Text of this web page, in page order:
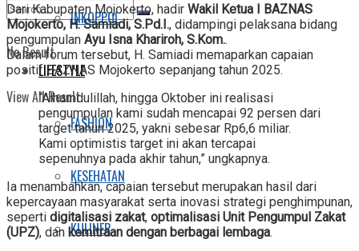
No Result
View All Result
INKOPPOL
LIFESTYLE
FASHION
KESEHATAN
KULINER
Dari Kabupaten Mojokerto, hadir Wakil Ketua I BAZNAS
Mojokerto, H. Samiadi, S.Pd.I., didampingi pelaksana bidang
pengumpulan Ayu Isna Khariroh, S.Kom..
Dalam forum tersebut, H. Samiadi memaparkan capaian
positif BAZNAS Mojokerto sepanjang tahun 2025.
“Alhamdulillah, hingga Oktober ini realisasi
pengumpulan kami sudah mencapai 92 persen dari
target tahun 2025, yakni sebesar Rp6,6 miliar.
Kami optimistis target ini akan tercapai
sepenuhnya pada akhir tahun,” ungkapnya.
Ia menambahkan, capaian tersebut merupakan hasil dari
kepercayaan masyarakat serta inovasi strategi penghimpunan,
seperti digitalisasi zakat, optimalisasi Unit Pengumpul Zakat
(UPZ), dan kemitraan dengan berbagai lembaga.